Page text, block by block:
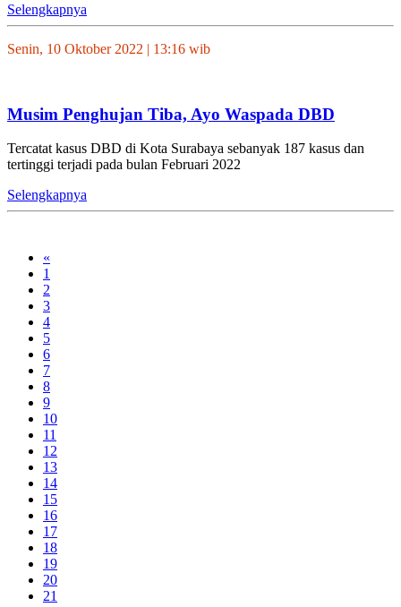
Selengkapnya
Senin, 10 Oktober 2022 | 13:16 wib
Musim Penghujan Tiba, Ayo Waspada DBD
Tercatat kasus DBD di Kota Surabaya sebanyak 187 kasus dan
tertinggi terjadi pada bulan Februari 2022
Selengkapnya
«
1
2
3
4
5
6
7
8
9
10
11
12
13
14
15
16
17
18
19
20
21